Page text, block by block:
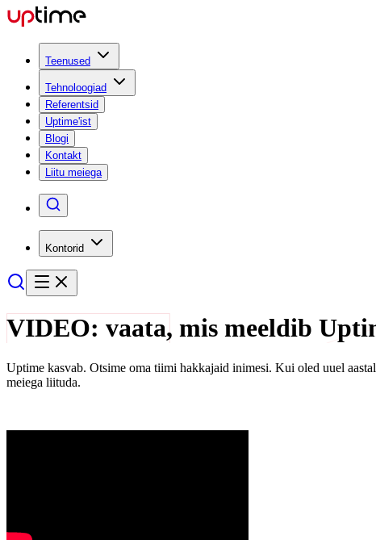
Teenused
Tehnoloogiad
Referentsid
Uptime'ist
Blogi
Kontakt
Liitu meiega
Kontorid
VIDEO: vaata, mis meeldib
Uptime kasvab. Otsime oma tiimi hakkajaid inimesi. Kui oled uuel
meiega liituda.